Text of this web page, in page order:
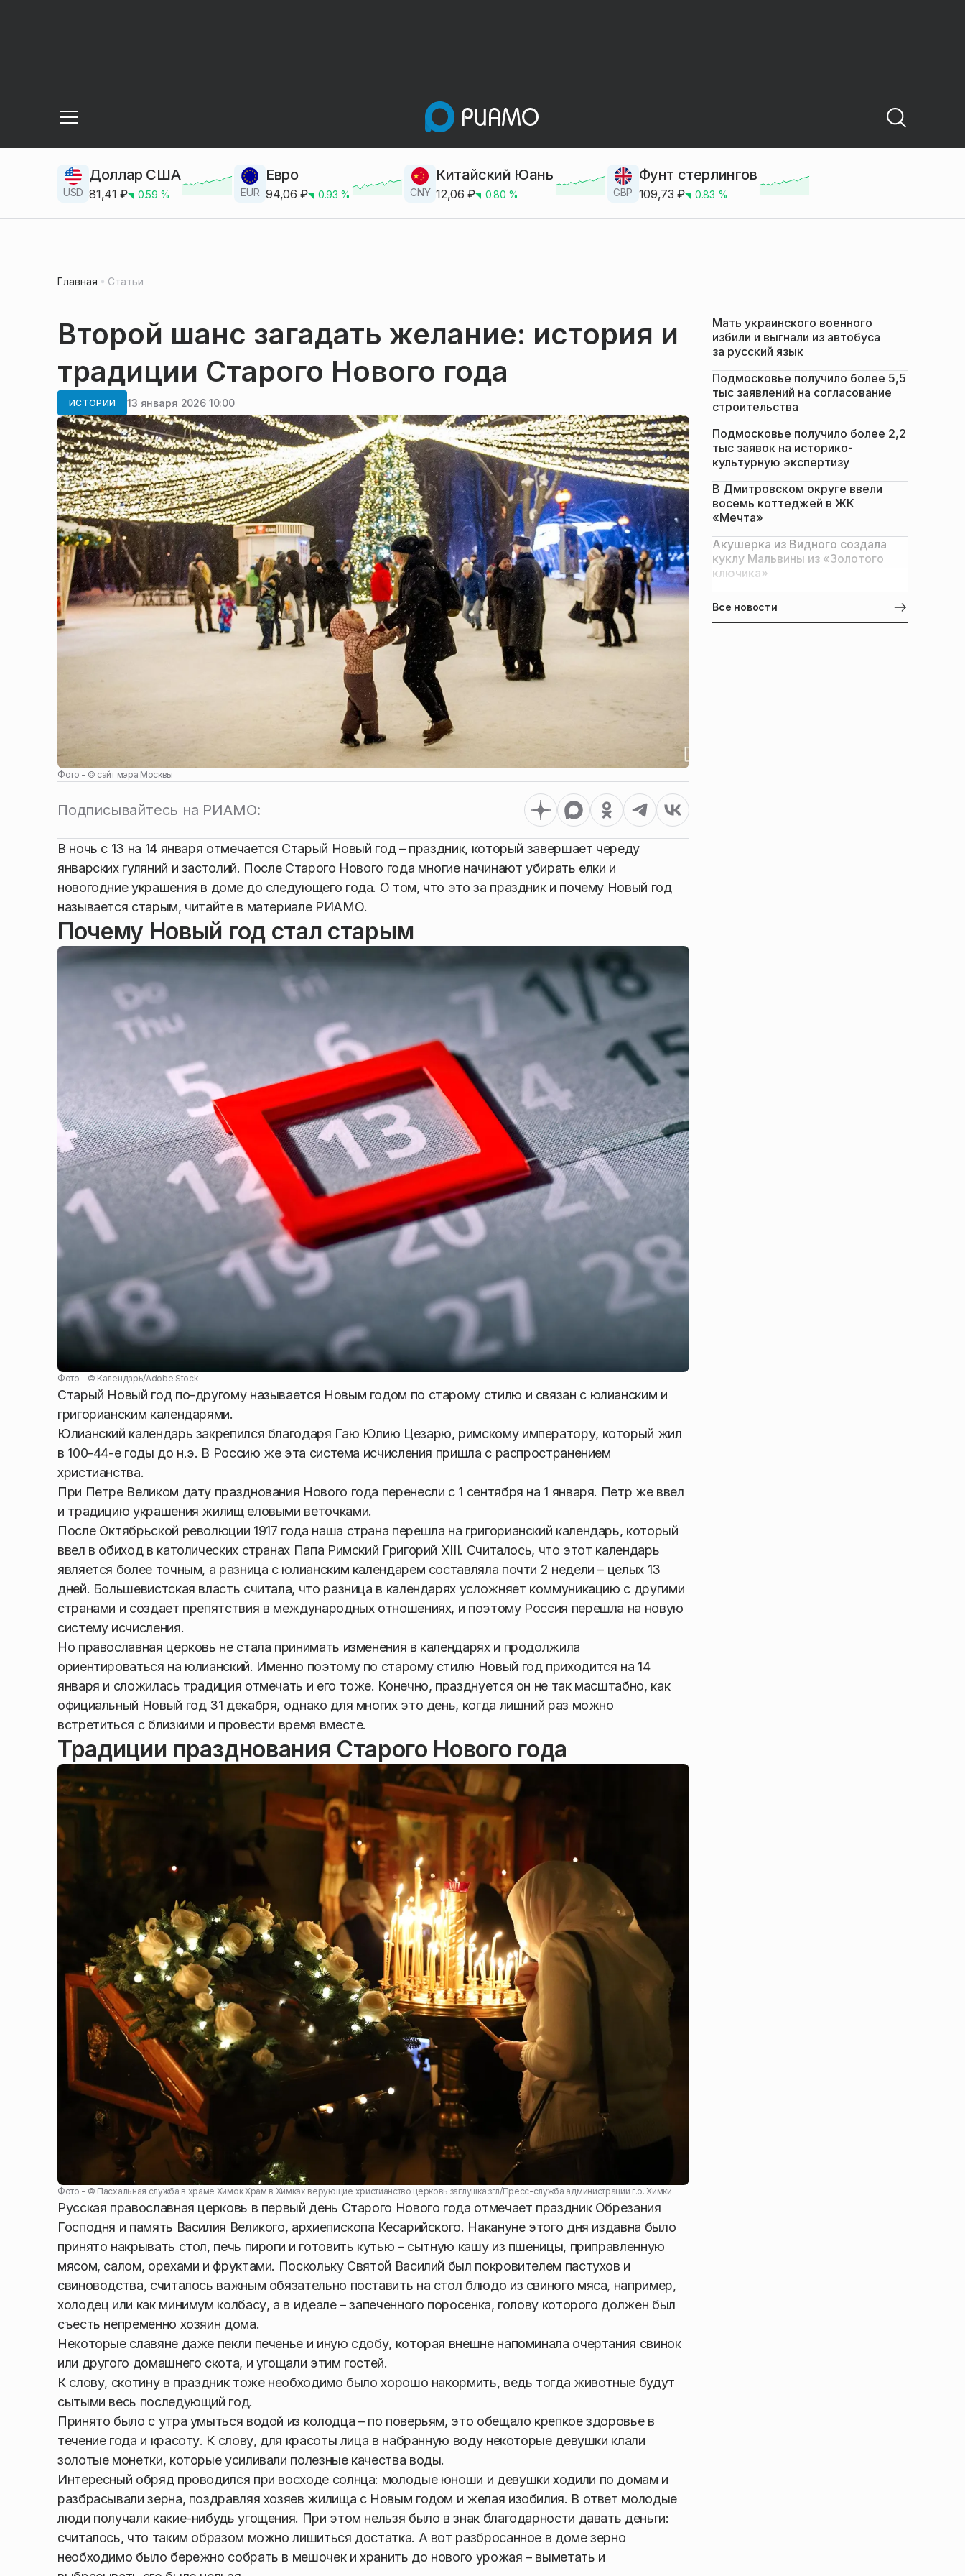
USD
Доллар США
81,41 ₽ 0.59 % EUR
Евро
94,06 ₽ 0.93 % CNY
Китайский Юань
12,06 ₽ 0.80 % GBP
Фунт стерлингов
109,73 ₽ 0.83 %
Главная Статьи
Второй шанс загадать желание: история и
традиции Старого Нового года
ИСТОРИИ 13 января 2026 10:00
Фото - © сайт мэра Москвы
Подписывайтесь на РИАМО:
В ночь с 13 на 14 января отмечается Старый Новый год – праздник, который завершает череду
январских гуляний и застолий. После Старого Нового года многие начинают убирать елки и
новогодние украшения в доме до следующего года. О том, что это за праздник и почему Новый год
называется старым, читайте в материале РИАМО.
Почему Новый год стал старым
Фото - © Календарь/Adobe Stock
Старый Новый год по-другому называется Новым годом по старому стилю и связан с юлианским и
григорианским календарями.
Юлианский календарь закрепился благодаря Гаю Юлию Цезарю, римскому императору, который жил
в 100-44-е годы до н.э. В Россию же эта система исчисления пришла с распространением
христианства.
При Петре Великом дату празднования Нового года перенесли с 1 сентября на 1 января. Петр же ввел
и традицию украшения жилищ еловыми веточками.
После Октябрьской революции 1917 года наша страна перешла на григорианский календарь, который
ввел в обиход в католических странах Папа Римский Григорий XIII. Считалось, что этот календарь
является более точным, а разница с юлианским календарем составляла почти 2 недели – целых 13
дней. Большевистская власть считала, что разница в календарях усложняет коммуникацию с другими
странами и создает препятствия в международных отношениях, и поэтому Россия перешла на новую
систему исчисления.
Но православная церковь не стала принимать изменения в календарях и продолжила
ориентироваться на юлианский. Именно поэтому по старому стилю Новый год приходится на 14
января и сложилась традиция отмечать и его тоже. Конечно, празднуется он не так масштабно, как
официальный Новый год 31 декабря, однако для многих это день, когда лишний раз можно
встретиться с близкими и провести время вместе.
Традиции празднования Старого Нового года
Фото - © Пасхальная служба в храме Химок Храм в Химках верующие христианство церковь заглушка згл/Пресс-служба администрации г.о. Химки
Русская православная церковь в первый день Старого Нового года отмечает праздник Обрезания
Господня и память Василия Великого, архиепископа Кесарийского. Накануне этого дня издавна было
принято накрывать стол, печь пироги и готовить кутью – сытную кашу из пшеницы, приправленную
мясом, салом, орехами и фруктами. Поскольку Святой Василий был покровителем пастухов и
свиноводства, считалось важным обязательно поставить на стол блюдо из свиного мяса, например,
холодец или как минимум колбасу, а в идеале – запеченного поросенка, голову которого должен был
съесть непременно хозяин дома.
Некоторые славяне даже пекли печенье и иную сдобу, которая внешне напоминала очертания свинок
или другого домашнего скота, и угощали этим гостей.
К слову, скотину в праздник тоже необходимо было хорошо накормить, ведь тогда животные будут
сытыми весь последующий год.
Принято было с утра умыться водой из колодца – по поверьям, это обещало крепкое здоровье в
течение года и красоту. К слову, для красоты лица в набранную воду некоторые девушки клали
золотые монетки, которые усиливали полезные качества воды.
Интересный обряд проводился при восходе солнца: молодые юноши и девушки ходили по домам и
разбрасывали зерна, поздравляя хозяев жилища с Новым годом и желая изобилия. В ответ молодые
люди получали какие-нибудь угощения. При этом нельзя было в знак благодарности давать деньги:
считалось, что таким образом можно лишиться достатка. А вот разбросанное в доме зерно
необходимо было бережно собрать в мешочек и хранить до нового урожая – выметать и
Мать украинского военного
избили и выгнали из автобуса
за русский язык
Подмосковье получило более 5,5
тыс заявлений на согласование
строительства
Подмосковье получило более 2,2
тыс заявок на историко-
культурную экспертизу
В Дмитровском округе ввели
восемь коттеджей в ЖК
«Мечта»
Акушерка из Видного создала
куклу Мальвины из «Золотого
ключика»
Все новости